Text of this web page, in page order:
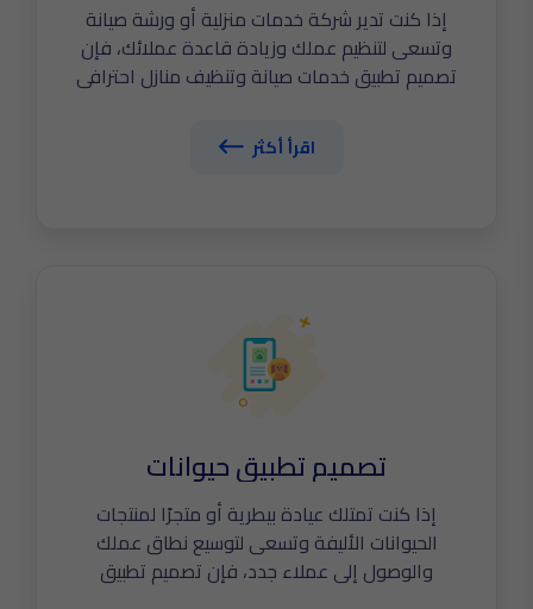
إذا كنت تدير شركة خدمات منزلية أو ورشة صيانة
وتسعى لتنظيم عملك وزيادة قاعدة عملائك، فإن
تصميم تطبيق خدمات صيانة وتنظيف منازل احترافي
ناجح. في The Tailors نطوّر لك تطبيقًا متكاملًا
يجمع بين خدمات الصيانة وخدمات التنظيف ، مع
اقرأ أكثر
تصميم تطبيق حيوانات
إذا كنت تمتلك عيادة بيطرية أو متجرًا لمنتجات
الحيوانات الأليفة وتسعى لتوسيع نطاق عملك
والوصول إلى عملاء جدد، فإن تصميم تطبيق